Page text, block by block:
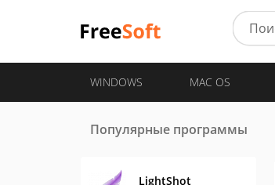
WINDOWS MAC OS
Популярные программы
LightShot